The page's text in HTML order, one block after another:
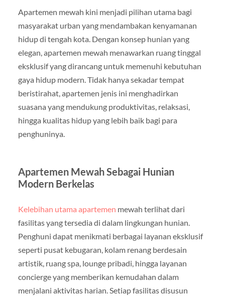
Apartemen mewah kini menjadi pilihan utama bagi
masyarakat urban yang mendambakan kenyamanan
hidup di tengah kota. Dengan konsep hunian yang
elegan, apartemen mewah menawarkan ruang tinggal
eksklusif yang dirancang untuk memenuhi kebutuhan
gaya hidup modern. Tidak hanya sekadar tempat
beristirahat, apartemen jenis ini menghadirkan
suasana yang mendukung produktivitas, relaksasi,
hingga kualitas hidup yang lebih baik bagi para
penghuninya.
Apartemen Mewah Sebagai Hunian
Modern Berkelas
Kelebihan utama apartemen mewah terlihat dari
fasilitas yang tersedia di dalam lingkungan hunian.
Penghuni dapat menikmati berbagai layanan eksklusif
seperti pusat kebugaran, kolam renang berdesain
artistik, ruang spa, lounge pribadi, hingga layanan
concierge yang memberikan kemudahan dalam
menjalani aktivitas harian. Setiap fasilitas disusun